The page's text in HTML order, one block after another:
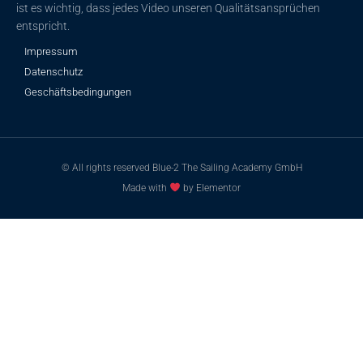
ist es wichtig, dass jedes Video unseren Qualitätsansprüchen
entspricht.
Impressum
Datenschutz
Geschäftsbedingungen
© All rights reserved Blue-2 The Sailing Academy GmbH
Made with
by Elementor